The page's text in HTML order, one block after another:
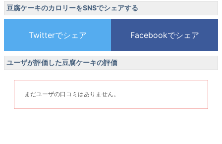
豆腐ケーキのカロリーをSNSでシェアする
ユーザが評価した豆腐ケーキの評価
まだユーザの口コミはありません。